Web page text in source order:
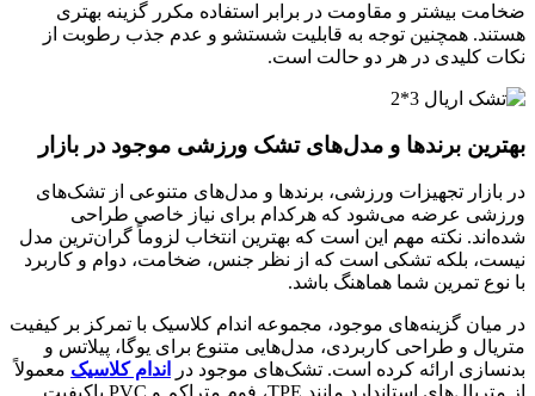
ضخامت بیشتر و مقاومت در برابر استفاده مکرر گزینه بهتری
هستند. همچنین توجه به قابلیت شستشو و عدم جذب رطوبت از
نکات کلیدی در هر دو حالت است.
بهترین برندها و مدل‌های تشک ورزشی موجود در بازار
در بازار تجهیزات ورزشی، برندها و مدل‌های متنوعی از تشک‌های
ورزشی عرضه می‌شود که هرکدام برای نیاز خاصی طراحی
شده‌اند. نکته مهم این است که بهترین انتخاب لزوماً گران‌ترین مدل
نیست، بلکه تشکی است که از نظر جنس، ضخامت، دوام و کاربرد
با نوع تمرین شما هماهنگ باشد.
در میان گزینه‌های موجود، مجموعه اندام کلاسیک با تمرکز بر کیفیت
متریال و طراحی کاربردی، مدل‌هایی متنوع برای یوگا، پیلاتس و
بدنسازی ارائه کرده است. تشک‌های موجود در
اندام کلاسیک معمولاً